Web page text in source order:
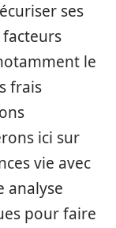
ses
le
frais
ici sur
vie avec
analyse
pour faire